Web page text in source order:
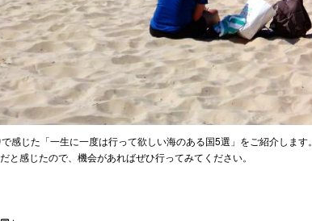
感じた「一生に一度は行って欲しい海のある国5選」をご紹介します。
と感じたので、機会があればぜひ行ってみてください。